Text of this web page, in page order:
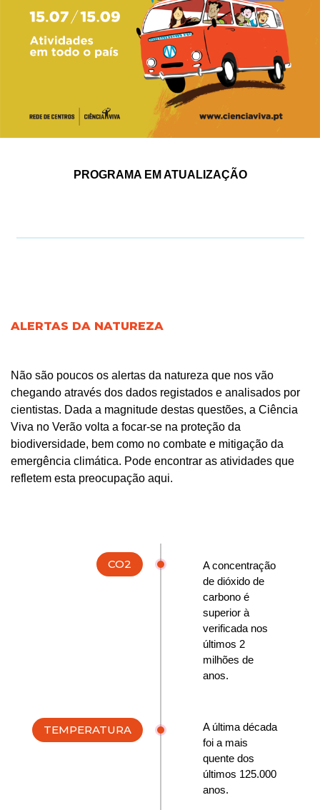
PROGRAMA EM ATUALIZAÇÃO
ALERTAS DA NATUREZA
Não são poucos os alertas da natureza que nos vão
chegando através dos dados registados e analisados por
cientistas. Dada a magnitude destas questões, a Ciência
Viva no Verão volta a focar-se na proteção da
biodiversidade, bem como no combate e mitigação da
emergência climática. Pode encontrar as atividades que
refletem esta preocupação aqui.
A concentração
de dióxido de
carbono é
superior à
verificada nos
últimos 2
milhões de
anos.
CO2
A última década
foi a mais
quente dos
últimos 125.000
anos.
TEMPERATURA